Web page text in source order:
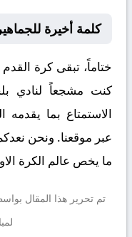
كلمة أخيرة للجماهير
ختاماً، تبقى كرة
كنت مشجعاً لنادي
الاستمتاع بما
عبر موقعنا. ونحن
ما يخص عالم الكرة
تم تحرير هذا المقال